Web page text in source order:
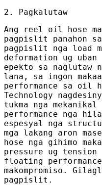
2. Pagkalutaw
Ang reel oil hose
pagpislit panahon
pagpislit nga load
deformation ug uban
epekto sa naglutaw
lana, sa ingon
performance sa oil
Technology
tukma nga
performance nga
espesyal nga
mga lakang aron
hose nga gihimo
pressure ug tension
floating
makompromiso.
pagpislit.